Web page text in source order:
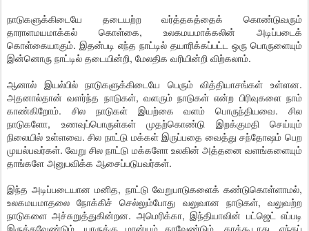
நாடுகளுக்கிடையே தடையற்ற வர்த்தகத்தைக் கொண்டுவரும்
தாராளமயமாக்கல் கொள்கை, உலகமயமாக்கலின் அடிப்படைக்
கொள்கையாகும். இதன்படி எந்த நாட்டில் தயாரிக்கப்பட்ட ஒரு பொருளையும்
இன்னொரு நாட்டில் தடையின்றி, மேலதிக வரியின்றி விற்கலாம்.
ஆனால் இயல்பில் நாடுகளுக்கிடையே பெரும் வித்தியாசங்கள் உள்ளன.
அதனால்தான் வளர்ந்த நாடுகள், வளரும் நாடுகள் என்ற பிரிவுகளை நாம்
காண்கிறோம். சில நாடுகள் இயற்கை வளம் பொருந்தியவை. சில
நாடுகளோ, உணவுப்பொருள்கள் முதற்கொண்டு இறக்குமதி செய்யும்
நிலையில் உள்ளவை. சில நாட்டு மக்கள் இருப்பதை வைத்து சந்தோஷம் பெற
முயல்பவர்கள். வேறு சில நாட்டு மக்களோ உலகின் அத்தனை வளங்களையும்
தாங்களே அனுபவிக்க ஆசைப்படுபவர்கள்.
இந்த அடிப்படையான மனித, நாட்டு வேறுபாடுகளைக் கண்டுகொள்ளாமல்,
உலகமயமாதலை நோக்கிச் செல்லும்போது வலுவான நாடுகள், வலுவற்ற
நாடுகளை அச்சுறுத்துகின்றன. அமெரிக்கா, இந்தியாவின் பட்ஜெட் எப்படி
இருக்கவேண்டும், யாருக்கு மான்யம் தரவேண்டும், தரக்கூடாது, எந்தப்